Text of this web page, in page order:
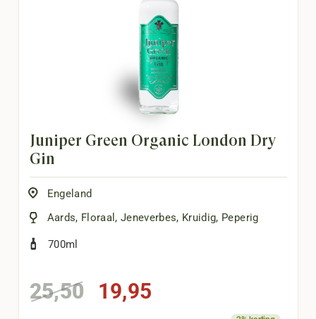
Juniper Green Organic London Dry
Gin
Engeland
Aards, Floraal , Jeneverbes, Kruidig, Peperig
700ml
25,50
Oorspronkelijke
19,95